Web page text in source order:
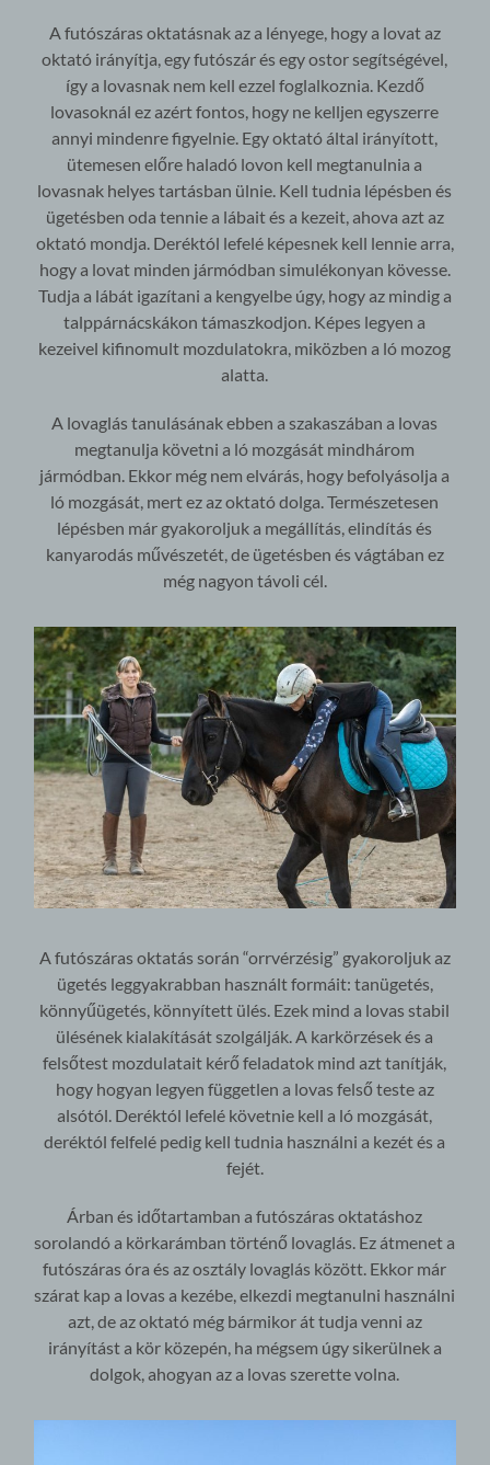
A futószáras oktatásnak az a lényege, hogy a lovat az
oktató irányítja, egy futószár és egy ostor segítségével,
így a lovasnak nem kell ezzel foglalkoznia. Kezdő
lovasoknál ez azért fontos, hogy ne kelljen egyszerre
annyi mindenre figyelnie. Egy oktató által irányított,
ütemesen előre haladó lovon kell megtanulnia a
lovasnak helyes tartásban ülnie. Kell tudnia lépésben és
ügetésben oda tennie a lábait és a kezeit, ahova azt az
oktató mondja. Deréktól lefelé képesnek kell lennie arra,
hogy a lovat minden jármódban simulékonyan kövesse.
Tudja a lábát igazítani a kengyelbe úgy, hogy az mindig a
talppárnácskákon támaszkodjon. Képes legyen a
kezeivel kifinomult mozdulatokra, miközben a ló mozog
alatta.
A lovaglás tanulásának ebben a szakaszában a lovas
megtanulja követni a ló mozgását mindhárom
jármódban. Ekkor még nem elvárás, hogy befolyásolja a
ló mozgását, mert ez az oktató dolga. Természetesen
lépésben már gyakoroljuk a megállítás, elindítás és
kanyarodás művészetét, de ügetésben és vágtában ez
még nagyon távoli cél.
A futószáras oktatás során “orrvérzésig” gyakoroljuk az
ügetés leggyakrabban használt formáit: tanügetés,
könnyűügetés, könnyített ülés. Ezek mind a lovas stabil
ülésének kialakítását szolgálják. A karkörzések és a
felsőtest mozdulatait kérő feladatok mind azt tanítják,
hogy hogyan legyen független a lovas felső teste az
alsótól. Deréktól lefelé követnie kell a ló mozgását,
deréktól felfelé pedig kell tudnia használni a kezét és a
fejét.
Árban és időtartamban a futószáras oktatáshoz
sorolandó a körkarámban történő lovaglás. Ez átmenet a
futószáras óra és az osztály lovaglás között. Ekkor már
szárat kap a lovas a kezébe, elkezdi megtanulni használni
azt, de az oktató még bármikor át tudja venni az
irányítást a kör közepén, ha mégsem úgy sikerülnek a
dolgok, ahogyan az a lovas szerette volna.